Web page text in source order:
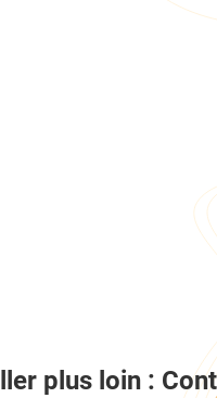
plus loin :